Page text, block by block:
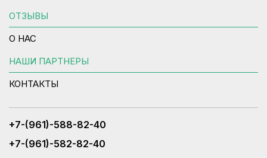
ОТЗЫВЫ
О НАС
НАШИ ПАРТНЕРЫ
КОНТАКТЫ
+7-(961)-588-82-40
+7-(961)-582-82-40